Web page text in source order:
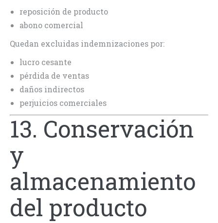
reposición de producto
abono comercial
Quedan excluidas indemnizaciones por:
lucro cesante
pérdida de ventas
daños indirectos
perjuicios comerciales
13. Conservación
y
almacenamiento
del producto